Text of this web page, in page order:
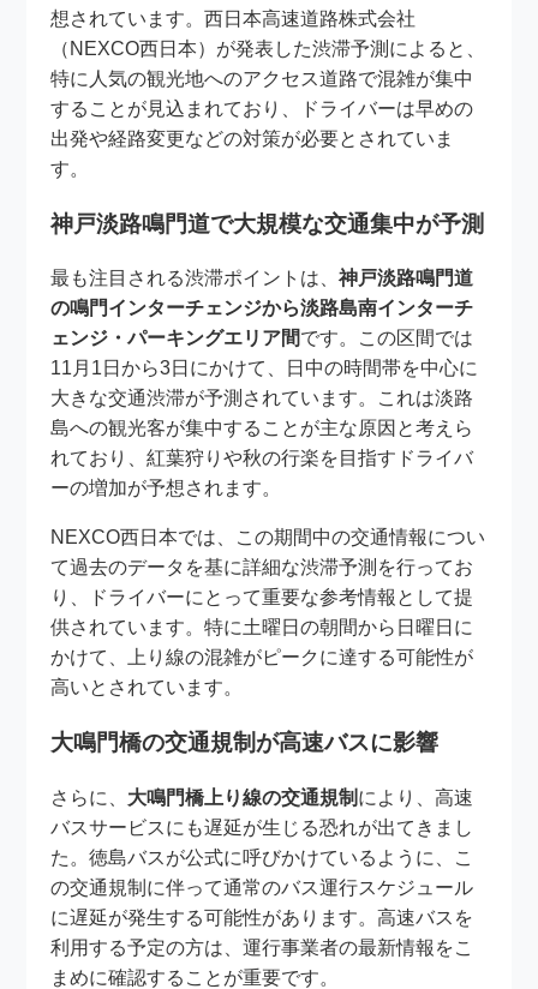
想されています。西日本高速道路株式会社
（NEXCO西日本）が発表した渋滞予測によると、
特に人気の観光地へのアクセス道路で混雑が集中
することが見込まれており、ドライバーは早めの
出発や経路変更などの対策が必要とされていま
す。
神戸淡路鳴門道で大規模な交通集中が予測
最も注目される渋滞ポイントは、神戸淡路鳴門道
の鳴門インターチェンジから淡路島南インターチ
ェンジ・パーキングエリア間です。この区間では
11月1日から3日にかけて、日中の時間帯を中心に
大きな交通渋滞が予測されています。これは淡路
島への観光客が集中することが主な原因と考えら
れており、紅葉狩りや秋の行楽を目指すドライバ
ーの増加が予想されます。
NEXCO西日本では、この期間中の交通情報につい
て過去のデータを基に詳細な渋滞予測を行ってお
り、ドライバーにとって重要な参考情報として提
供されています。特に土曜日の朝間から日曜日に
かけて、上り線の混雑がピークに達する可能性が
高いとされています。
大鳴門橋の交通規制が高速バスに影響
さらに、 大鳴門橋上り線の交通規制 により、高速
バスサービスにも遅延が生じる恐れが出てきまし
た。徳島バスが公式に呼びかけているように、こ
の交通規制に伴って通常のバス運行スケジュール
に遅延が発生する可能性があります。高速バスを
利用する予定の方は、運行事業者の最新情報をこ
まめに確認することが重要です。